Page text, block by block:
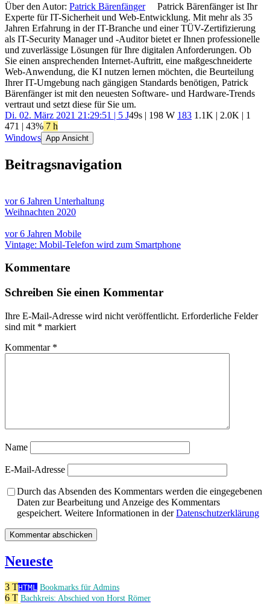
Über den Autor: Patrick Bärenfänger
Patrick Bärenfänger ist Ihr
Experte für IT-Sicherheit und Web-Entwicklung. Mit mehr als 35
Jahren Erfahrung in der IT-Branche und einer TÜV-Zertifizierung
als IT-Security Manager und -Auditor bietet er Ihnen professionelle
und zuverlässige Lösungen für Ihre digitalen Anforderungen. Ob
Sie einen ansprechenden Internet-Auftritt, eine maßgeschneiderte
Web-Anwendung, die KI nutzen lernen möchten, die Beurteilung
Ihrer IT-Umgebung nach gängigen Standards benötigen, Patrick
Bärenfänger ist mit den neuesten Software- und Hardware-Trends
vertraut und setzt diese für Sie um.
Di. 02. März 2021 21:29:51 | 5 J49s | 198 W 183 1.1K | 2.0K | 1
471 | 43% 7 h
Windows App Ansicht
Beitragsnavigation
vor 6 Jahren Unterhaltung
Weihnachten 2020
vor 6 Jahren Mobile
Vintage: Mobil-Telefon wird zum Smartphone
Kommentare
Schreiben Sie einen Kommentar
Ihre E-Mail-Adresse wird nicht veröffentlicht. Erforderliche Felder
sind mit * markiert
Kommentar *
Name
E-Mail-Adresse
Durch das Absenden des Kommentars werden die eingegebenen
Daten zur Bearbeitung und Anzeige des Kommentars
gespeichert. Weitere Informationen in derDatenschutzerklärung
Neueste
3 THTML Bookmarks für Admins
6 T Bachkreis: Abschied von Horst Römer